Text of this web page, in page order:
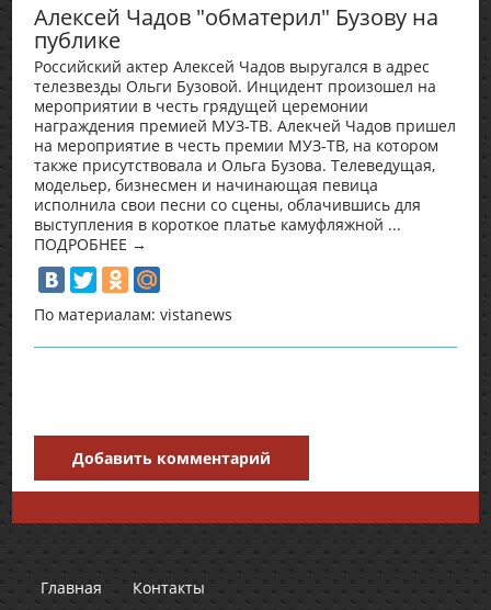
Алексей Чадов "обматерил" Бузову на
публике
Российский актер Алексей Чадов выругался в адрес
телезвезды Ольги Бузовой. Инцидент произошел на
мероприятии в честь грядущей церемонии
награждения премией МУЗ-ТВ. Алекчей Чадов пришел
на мероприятие в честь премии МУЗ-ТВ, на котором
также присутствовала и Ольга Бузова. Телеведущая,
модельер, бизнесмен и начинающая певица
исполнила свои песни со сцены, облачившись для
выступления в короткое платье камуфляжной ...
ПОДРОБНЕЕ →
По материалам: vistanews
Добавить комментарий
Главная Контакты